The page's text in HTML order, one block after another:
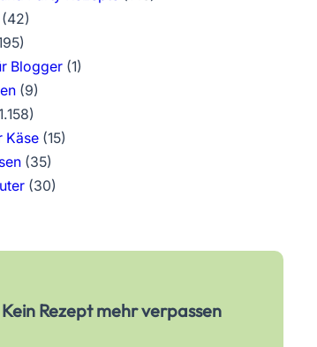
Blogger(1)
(9)
Käse(15)
(35)
(30)
Kein Rezept mehr verpassen